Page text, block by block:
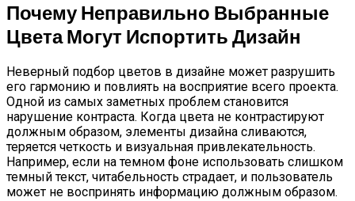
Почему Неправильно Выбранные
Цвета Могут Испортить Дизайн
Неверный подбор цветов в дизайне может разрушить
его гармонию и повлиять на восприятие всего проекта.
Одной из самых заметных проблем становится
нарушение контраста. Когда цвета не контрастируют
должным образом, элементы дизайна сливаются,
теряется четкость и визуальная привлекательность.
Например, если на темном фоне использовать слишком
темный текст, читабельность страдает, и пользователь
может не воспринять информацию должным образом.